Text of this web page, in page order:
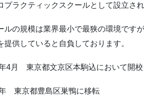
プラクティックスクールとして設立され
ルの規模は業界最小で最狭の環境です
提供していると自負しております。
4月 東京都文京区本駒込において開校
東京都豊島区巣鴨に移転